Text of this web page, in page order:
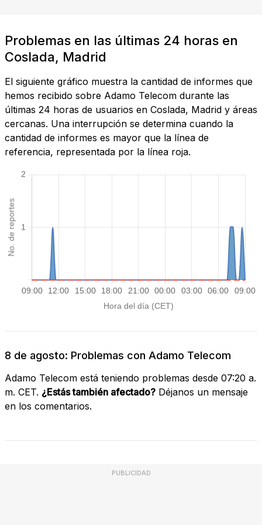
Problemas en las últimas 24 horas en
Coslada, Madrid
El siguiente gráfico muestra la cantidad de informes que
hemos recibido sobre Adamo Telecom durante las
últimas 24 horas de usuarios en Coslada, Madrid y áreas
cercanas. Una interrupción se determina cuando la
cantidad de informes es mayor que la línea de
referencia, representada por la línea roja.
8 de agosto: Problemas con Adamo Telecom
Adamo Telecom está teniendo problemas desde 07:20 a.
m. CET. ¿Estás también afectado? Déjanos un mensaje
en los comentarios.
PUBLICIDAD